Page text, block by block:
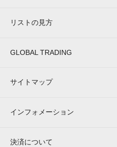
リストの見方
GLOBAL TRADING
サイトマップ
インフォメーション
決済について